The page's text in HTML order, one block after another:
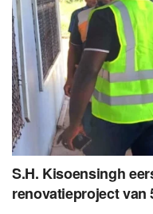
S.H. Kisoensingh
renovatieproject van